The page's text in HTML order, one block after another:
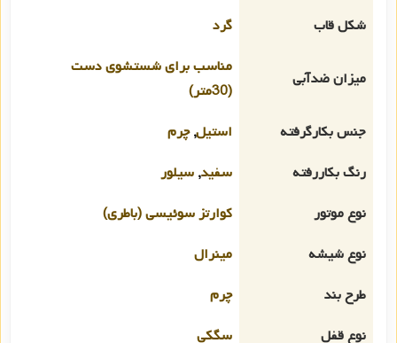
شکل قاب
گرد
میزان ضدآبی
مناسب برای شستشوی دست
(30متر)
جنس بکارگرفته
استیل,چرم
رنگ بکاررفته
سفید, سیلور
نوع موتور
کوارتز سوئیسی (باطری)
نوع شیشه
مینرال
طرح بند
چرم
نوع قفل
سگکی